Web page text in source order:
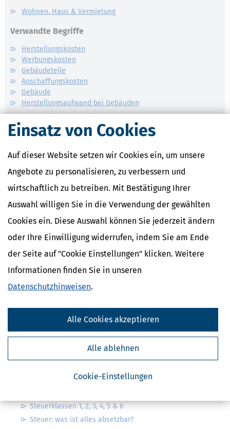
Einsatz von Cookies
Auf dieser Website setzen wir Cookies ein, um unsere
Angebote zu personalisieren, zu verbessern und
wirtschaftlich zu betreiben. Mit Bestätigung Ihrer
Auswahl willigen Sie in die Verwendung der gewählten
Cookies ein. Diese Auswahl können Sie jederzeit ändern
oder Ihre Einwilligung widerrufen, indem Sie am Ende
der Seite auf "Cookie Einstellungen" klicken. Weitere
Informationen finden Sie in unseren
Datenschutzhinweisen.
Cookie-Einstellungen
Alle ablehnen
Alle Cookies akzeptieren
Wohnen, Haus & Vermietung
Verwandte Begriffe
Herstellungskosten
Werbungskosten
Gebäudeteile
Anschaffungskosten
Gebäude
Herstellungsaufwand bei Gebäuden
Kostenlose Steuertipps & News
Steuertipps
von Steuertipps abonnieren. Die
Meine Einwilligung kann ich jederzeit durch
Steuerklassen 1, 2, 3, 4, 5 & 6
Steuer: was ist alles absetzbar?